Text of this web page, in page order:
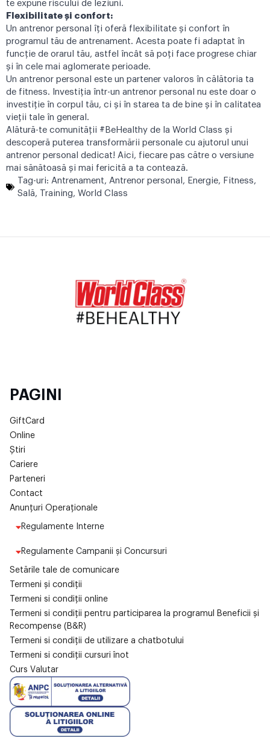
te expune riscului de leziuni.
Flexibilitate și confort:
Un antrenor personal îți oferă flexibilitate și confort în
programul tău de antrenament. Acesta poate fi adaptat în
funcție de orarul tău, astfel încât să poți face progrese chiar
și în cele mai aglomerate perioade.
Un antrenor personal este un partener valoros în călătoria ta
de fitness. Investiția într-un antrenor personal nu este doar o
investiție în corpul tău, ci și în starea ta de bine și în calitatea
vieții tale în general.
Alătură-te comunității #BeHealthy de la World Class și
descoperă puterea transformării personale cu ajutorul unui
antrenor personal dedicat! Aici, fiecare pas către o versiune
mai sănătoasă și mai fericită a ta contează.
Tag-uri: Antrenament, Antrenor personal , Energie, Fitness,
Sală, Training, World Class
PAGINI
GiftCard
Online
Știri
Cariere
Parteneri
Contact
Anunțuri Operaționale
Regulamente Interne
Regulamente Campanii și Concursuri
Setările tale de comunicare
Termeni și condiții
Termeni si condiții online
Termeni si condiții pentru participarea la programul Beneficii și
Recompense (B&R)
Termeni si condiții de utilizare a chatbotului
Termeni si condiții cursuri înot
Curs Valutar